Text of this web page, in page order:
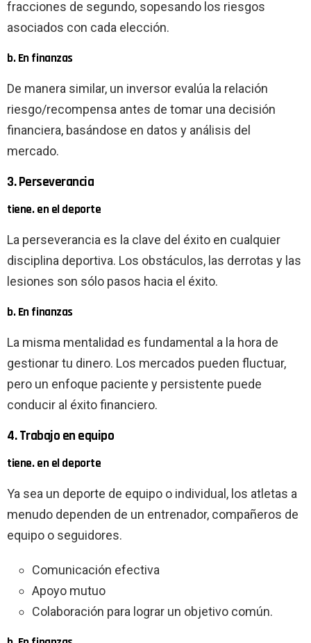
fracciones de segundo, sopesando los riesgos
asociados con cada elección.
b. En finanzas
De manera similar, un inversor evalúa la relación
riesgo/recompensa antes de tomar una decisión
financiera, basándose en datos y análisis del
mercado.
3. Perseverancia
tiene. en el deporte
La perseverancia es la clave del éxito en cualquier
disciplina deportiva. Los obstáculos, las derrotas y las
lesiones son sólo pasos hacia el éxito.
b. En finanzas
La misma mentalidad es fundamental a la hora de
gestionar tu dinero. Los mercados pueden fluctuar,
pero un enfoque paciente y persistente puede
conducir al éxito financiero.
4. Trabajo en equipo
tiene. en el deporte
Ya sea un deporte de equipo o individual, los atletas a
menudo dependen de un entrenador, compañeros de
equipo o seguidores.
Comunicación efectiva
Apoyo mutuo
Colaboración para lograr un objetivo común.